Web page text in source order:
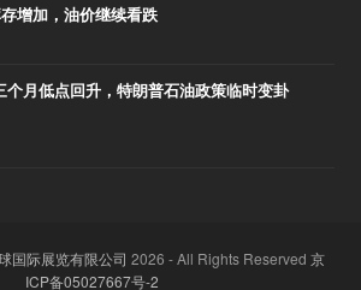
增加，油价继续看跌
个月低点回升，特朗普石油政策临时变卦
国际展览有限公司 2026 - All Rights Reserved 京
ICP备05027667号-2